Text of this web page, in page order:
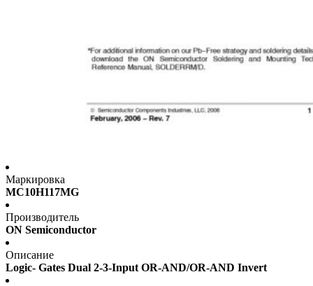
Маркировка
MC10H117MG
Производитель
ON Semiconductor
Описание
Logic- Gates Dual 2-3-Input OR-AND/OR-AND Invert